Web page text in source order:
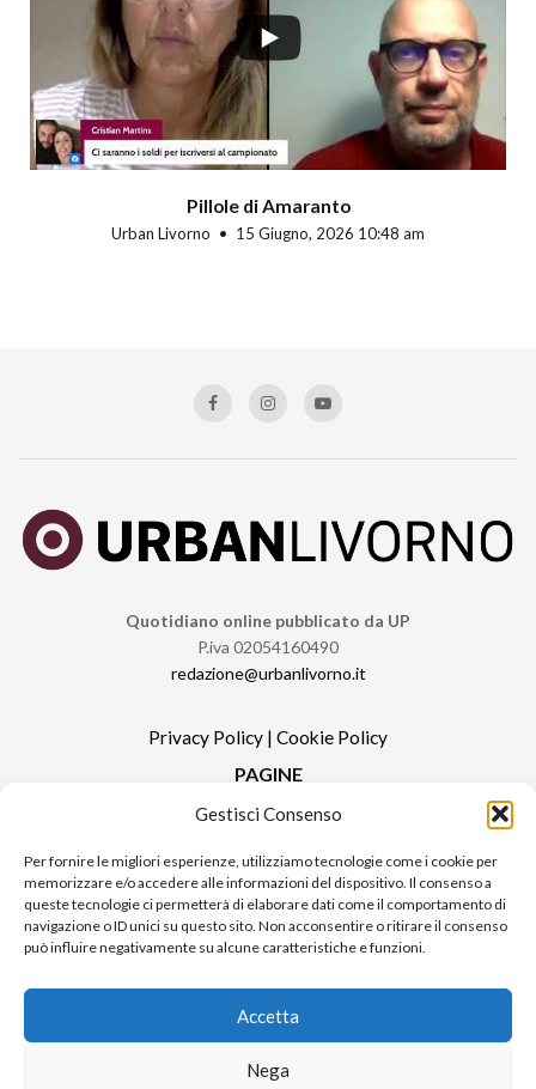
Gestisci Consenso
Per fornire le migliori esperienze, utilizziamo tecnologie come i cookie per
memorizzare e/o accedere alle informazioni del dispositivo. Il consenso a
queste tecnologie ci permetterà di elaborare dati come il comportamento di
navigazione o ID unici su questo sito. Non acconsentire o ritirare il consenso
può influire negativamente su alcune caratteristiche e funzioni.
Accetta
Nega
Pillole di Amaranto
Urban Livorno 15 Giugno, 2026 10:48 am
Quotidiano online pubblicato da UP
P.iva 02054160490
redazione@urbanlivorno.it
Privacy Policy | Cookie Policy
PAGINE
Redazione
Contatti
Pubblicità
Sitemap
RUBRICHE
Urban Video